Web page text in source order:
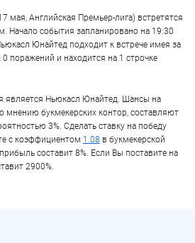
мая, Английская Премьер-лига) встретятся
Начало события запланировано на 19:30
Юнайтед подходит к встрече имея за
поражений и находится на 1 строчке
является Ньюкасл Юнайтед. Шансы на
мнению букмекерских контор, составляют
3%. Сделать ставку на победу
с коэффициентом 1.08 в букмекерской
составит 8%. Если Вы поставите на
2900%.